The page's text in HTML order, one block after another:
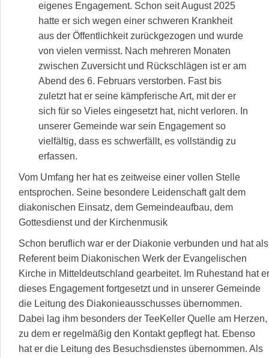
eigenes Engagement. Schon seit August 2025
hatte er sich wegen einer schweren Krankheit
aus der Öffentlichkeit zurückgezogen und wurde
von vielen vermisst. Nach mehreren Monaten
zwischen Zuversicht und Rückschlägen ist er am
Abend des 6. Februars verstorben. Fast bis
zuletzt hat er seine kämpferische Art, mit der er
sich für so Vieles eingesetzt hat, nicht verloren. In
unserer Gemeinde war sein Engagement so
vielfältig, dass es schwerfällt, es vollständig zu
erfassen.
Vom Umfang her hat es zeitweise einer vollen Stelle
entsprochen. Seine besondere Leidenschaft galt dem
diakonischen Einsatz, dem Gemeindeaufbau, dem
Gottesdienst und der Kirchenmusik
Schon beruflich war er der Diakonie verbunden und hat als
Referent beim Diakonischen Werk der Evangelischen
Kirche in Mitteldeutschland gearbeitet. Im Ruhestand hat er
dieses Engagement fortgesetzt und in unserer Gemeinde
die Leitung des Diakonieausschusses übernommen.
Dabei lag ihm besonders der TeeKeller Quelle am Herzen,
zu dem er regelmäßig den Kontakt gepflegt hat. Ebenso
hat er die Leitung des Besuchsdienstes übernommen. Als